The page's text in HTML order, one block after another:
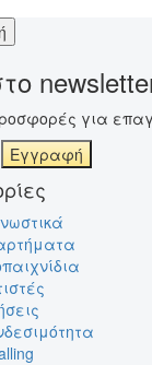
για
Εγγραφή